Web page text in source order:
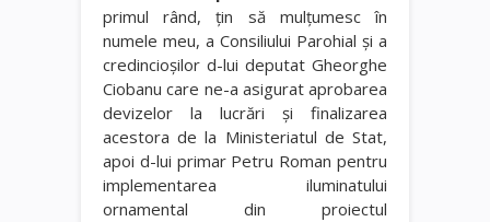
primul rând, ţin să mulţumesc în
numele meu, a Consiliului Parohial şi a
credincioşilor d-lui deputat Gheorghe
Ciobanu care ne-a asigurat aprobarea
devizelor la lucrări şi finalizarea
acestora de la Ministeriatul de Stat,
apoi d-lui primar Petru Roman pentru
implementarea iluminatului
ornamental din proiectul